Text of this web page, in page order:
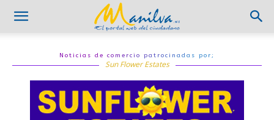
Noticias de comercio patrocinadas por;
Sun Flower Estates